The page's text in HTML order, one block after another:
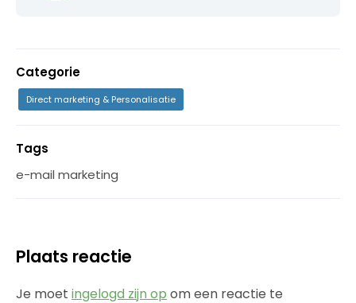
Categorie
Direct marketing & Personalisatie
Tags
e-mail marketing
Plaats reactie
Je moet ingelogd zijn op om een reactie te